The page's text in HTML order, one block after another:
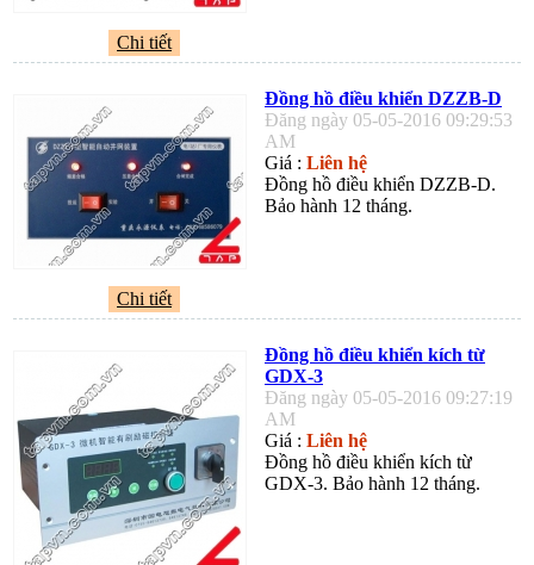
Chi tiết
Đồng hồ điều khiển DZZB-D
Đăng ngày 05-05-2016 09:29:53
AM
Giá : Liên hệ
Đồng hồ điều khiển DZZB-D.
Bảo hành 12 tháng.
Chi tiết
Đồng hồ điều khiển kích từ
GDX-3
Đăng ngày 05-05-2016 09:27:19
AM
Giá : Liên hệ
Đồng hồ điều khiển kích từ
GDX-3. Bảo hành 12 tháng.